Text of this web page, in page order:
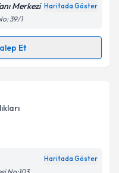
ilişkin Aydınlatma
verilerimin belirtilen
ediyorum.
Merkezi Haritada Göster
39/1
Et
randevu takvimi talebi
almanız için bir
ile bilgilendireceğiz.
Haritada Göster